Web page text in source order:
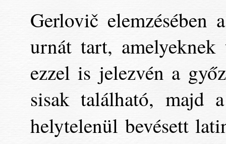
Gerlovič elemzésében
urnát tart,
ezzel is jelezvén a
sisak található, majd
helytelenül bevésett